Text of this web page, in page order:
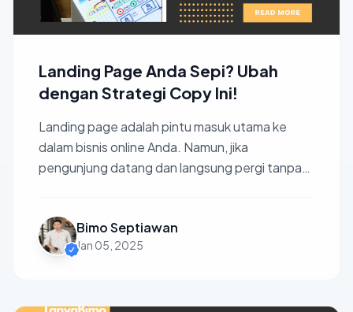
Landing Page Anda Sepi? Ubah
dengan Strategi Copy Ini!
Landing page adalah pintu masuk utama ke
dalam bisnis online Anda. Namun, jika
pengunjung datang dan langsung pergi tanpa
Bimo Septiawan
Jan 05, 2025